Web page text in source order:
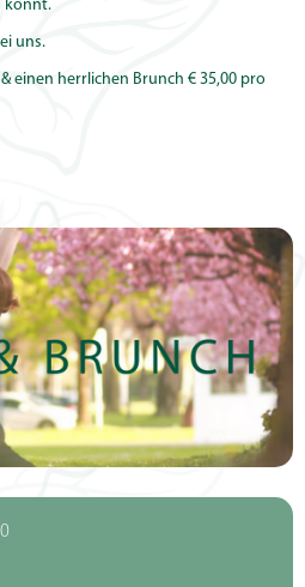
könnt.
uns.
einen herrlichen Brunch € 35,00 pro